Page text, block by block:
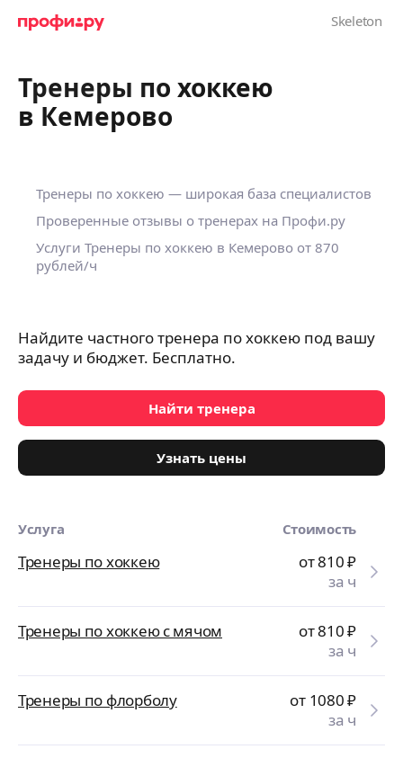
Тренеры по хоккею
в Кемерово
Тренеры по хоккею — широкая база специалистов
Проверенные отзывы о тренерах на Профи.ру
Услуги Тренеры по хоккею в Кемерово от 870
рублей/ч
Найдите частного тренера по хоккею под вашу
задачу и бюджет. Бесплатно.
Найти тренера
Узнать цены
Услуга Стоимость
Тренеры по хоккею от 810₽
за ч
Тренеры по хоккею с мячом от 810₽
за ч
Тренеры по флорболу от 1080₽
за ч